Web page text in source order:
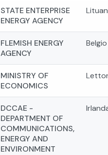
STATE ENTERPRISE
ENERGY AGENCY
FLEMISH ENERGY
AGENCY
Belgio
MINISTRY OF
ECONOMICS
DCCAE -
DEPARTMENT OF
COMMUNICATIONS,
ENERGY AND
ENVIRONMENT